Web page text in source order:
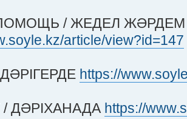
/ ЖЕДЕЛ ЖӘРДЕМ
article/view?id=147
https://
/ ДӘРІХАНАДА https://